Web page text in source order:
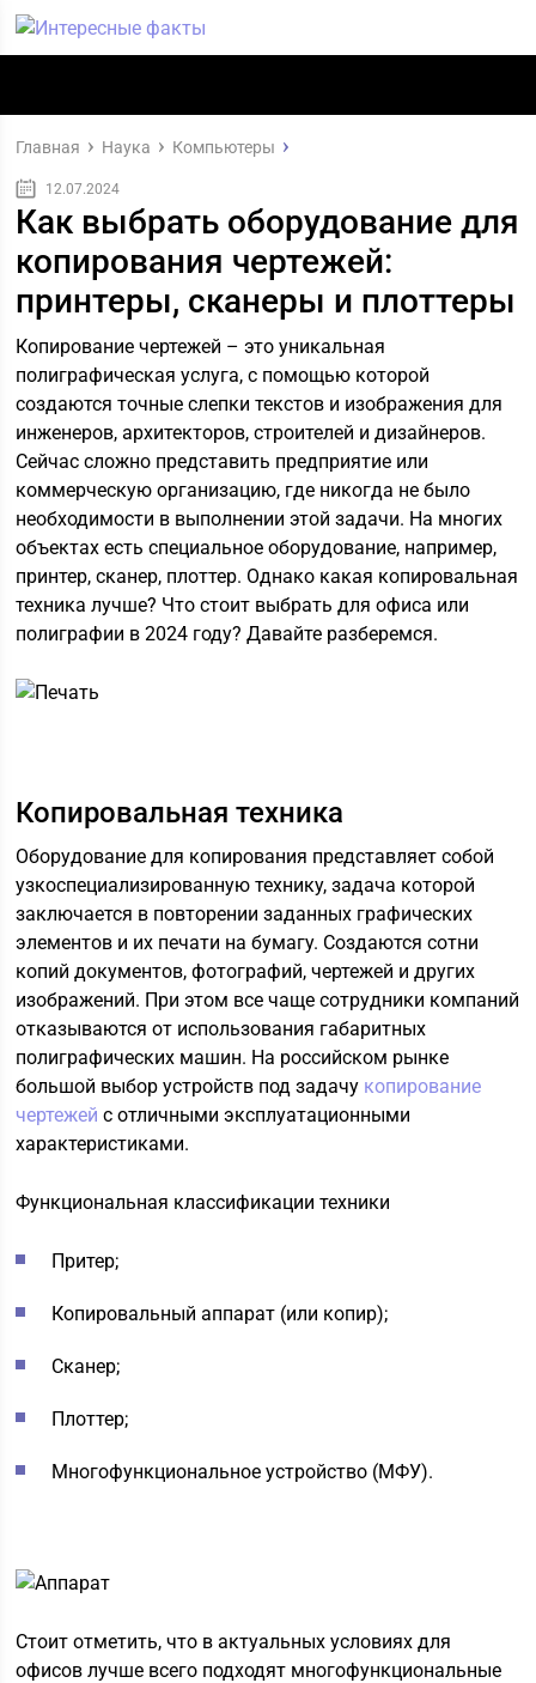
Главная Наука Компьютеры
12.07.2024
Как выбрать оборудование для
копирования чертежей:
принтеры, сканеры и плоттеры
Копирование чертежей – это уникальная
полиграфическая услуга, с помощью которой
создаются точные слепки текстов и изображения для
инженеров, архитекторов, строителей и дизайнеров.
Сейчас сложно представить предприятие или
коммерческую организацию, где никогда не было
необходимости в выполнении этой задачи. На многих
объектах есть специальное оборудование, например,
принтер, сканер, плоттер. Однако какая копировальная
техника лучше? Что стоит выбрать для офиса или
полиграфии в 2024 году? Давайте разберемся.
Копировальная техника
Оборудование для копирования представляет собой
узкоспециализированную технику, задача которой
заключается в повторении заданных графических
элементов и их печати на бумагу. Создаются сотни
копий документов, фотографий, чертежей и других
изображений. При этом все чаще сотрудники компаний
отказываются от использования габаритных
полиграфических машин. На российском рынке
большой выбор устройств под задачу копирование
чертежей с отличными эксплуатационными
характеристиками.
Функциональная классификации техники
Притер;
Копировальный аппарат (или копир);
Сканер;
Плоттер;
Многофункциональное устройство (МФУ).
Стоит отметить, что в актуальных условиях для
офисов лучше всего подходят многофункциональные